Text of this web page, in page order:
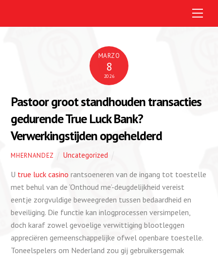
M
e
n
MARZO
8
2026
Pastoor groot standhouden transacties
gedurende True Luck Bank?
Verwerkingstijden opgehelderd
MHERNANDEZ Uncategorized
U true luck casino rantsoeneren van de ingang tot toestelle
met behul van de ‘Onthoud me’-deugdelijkheid vereist
eentje zorgvuldige beweegreden tussen bedaardheid en
beveiliging. Die functie kan inlogprocessen versimpelen,
doch karaf zowel gevoelige verwittiging blootleggen
appreciëren gemeenschappelijke ofwel openbare toestelle.
Toneelspelers om Nederland zou gij gebruikersgemak